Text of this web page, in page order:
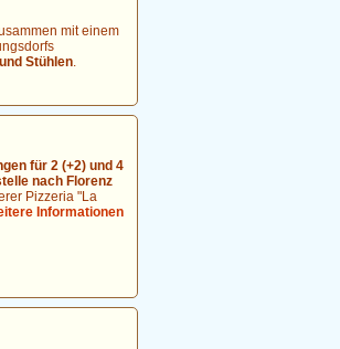
mit einem
Stühlen.
für 2 (+2) und 4
nach Florenz
Pizzeria "La
Informationen